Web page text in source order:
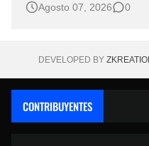
eventos benéficos más
Agosto 07, 2026 0
DEVELOPED BY
CONTRIBUYENTES